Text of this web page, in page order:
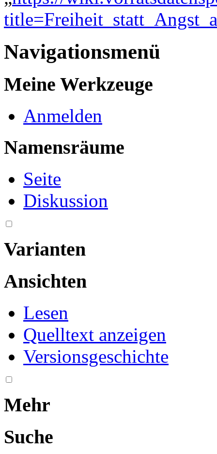
Navigationsmenü
Meine Werkzeuge
Anmelden
Namensräume
Seite
Diskussion
Varianten
Ansichten
Lesen
Quelltext anzeigen
Versionsgeschichte
Mehr
Suche